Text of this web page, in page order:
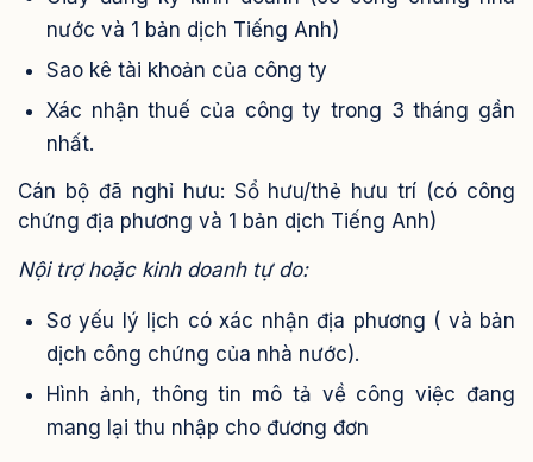
nước và 1 bản dịch Tiếng Anh)
Sao kê tài khoản của công ty
Xác nhận thuế của công ty trong 3 tháng gần
nhất.
Cán bộ đã nghỉ hưu: Sổ hưu/thẻ hưu trí (có công
chứng địa phương và 1 bản dịch Tiếng Anh)
Nội trợ hoặc kinh doanh tự do:
Sơ yếu lý lịch có xác nhận địa phương ( và bản
dịch công chứng của nhà nước).
Hình ảnh, thông tin mô tả về công việc đang
mang lại thu nhập cho đương đơn